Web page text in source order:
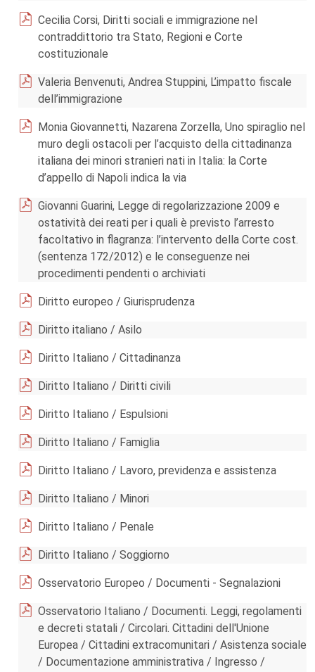
Cecilia Corsi, Diritti sociali e immigrazione nel
contraddittorio tra Stato, Regioni e Corte
costituzionale
Valeria Benvenuti, Andrea Stuppini, L’impatto fiscale
dell’immigrazione
Monia Giovannetti, Nazarena Zorzella, Uno spiraglio nel
muro degli ostacoli per l’acquisto della cittadinanza
italiana dei minori stranieri nati in Italia: la Corte
d’appello di Napoli indica la via
Giovanni Guarini, Legge di regolarizzazione 2009 e
ostatività dei reati per i quali è previsto l’arresto
facoltativo in flagranza: l’intervento della Corte cost.
(sentenza 172/2012) e le conseguenze nei
procedimenti pendenti o archiviati
Diritto europeo / Giurisprudenza
Diritto italiano / Asilo
Diritto Italiano / Cittadinanza
Diritto Italiano / Diritti civili
Diritto Italiano / Espulsioni
Diritto Italiano / Famiglia
Diritto Italiano / Lavoro, previdenza e assistenza
Diritto Italiano / Minori
Diritto Italiano / Penale
Diritto Italiano / Soggiorno
Osservatorio Europeo / Documenti - Segnalazioni
Osservatorio Italiano / Documenti. Leggi, regolamenti
e decreti statali / Circolari. Cittadini dell'Unione
Europea / Cittadini extracomunitari / Asistenza sociale
/ Documentazione amministrativa / Ingresso /